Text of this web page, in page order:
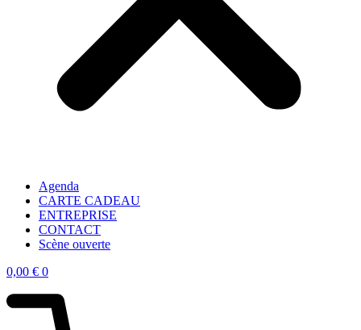
Agenda
CARTE CADEAU
ENTREPRISE
CONTACT
Scène ouverte
0,00 € 0